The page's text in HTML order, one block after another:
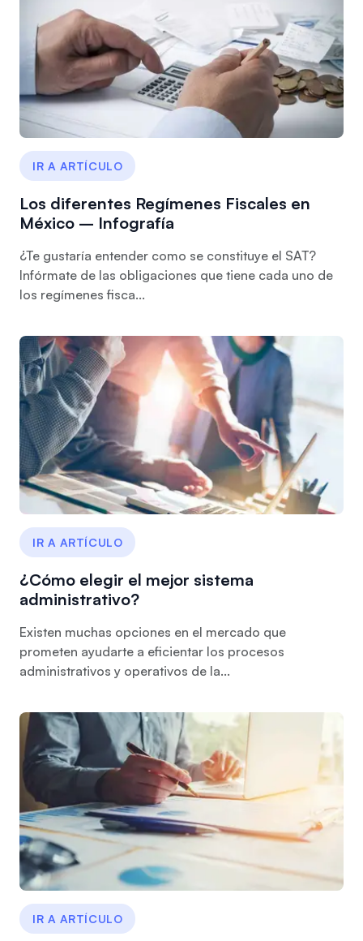
IR A ARTÍCULO
Los diferentes Regímenes Fiscales en
México – Infografía
¿Te gustaría entender como se constituye el SAT?
Infórmate de las obligaciones que tiene cada uno de
los regímenes fisca...
IR A ARTÍCULO
¿Cómo elegir el mejor sistema
administrativo?
Existen muchas opciones en el mercado que
prometen ayudarte a eficientar los procesos
administrativos y operativos de la...
IR A ARTÍCULO